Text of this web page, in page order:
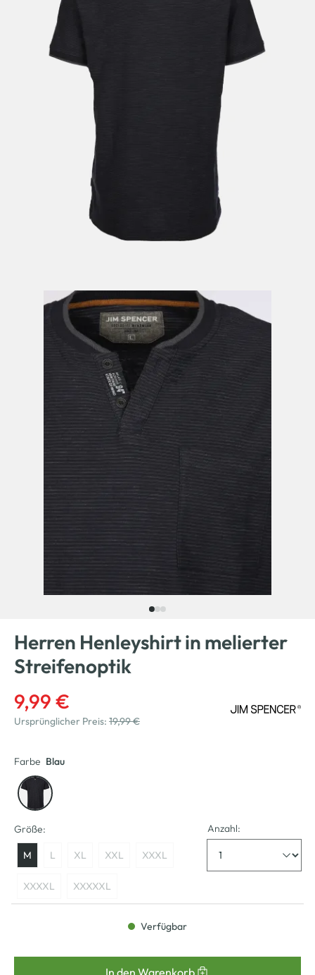
Herren Henleyshirt in melierter
Streifenoptik
9,99 €
Ursprünglicher Preis: 19,99 €
Farbe Blau
Größe:
M L XL XXL XXXL
XXXXL XXXXXL
Anzahl:
Verfügbar
In den Warenkorb